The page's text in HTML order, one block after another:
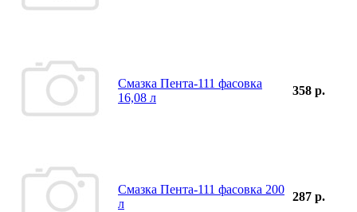
Смазка Пента-111 фасовка
16,08 л
358 р.
Смазка Пента-111 фасовка 200
л
287 р.